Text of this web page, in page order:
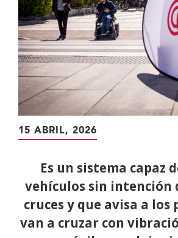
15 ABRIL, 2026
Es un sistema capaz
vehículos sin intención
cruces y que avisa a los
van a cruzar con